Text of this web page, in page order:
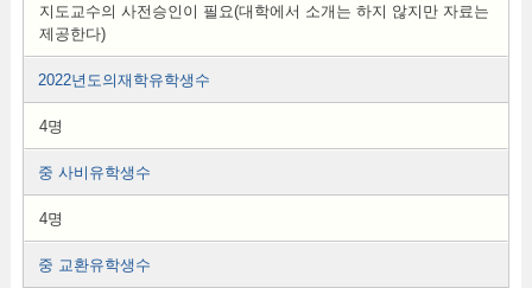
지도교수의 사전승인이 필요(대학에서 소개는 하지 않지만 자료는
제공한다)
2022년도의재학유학생수
4명
중 사비유학생수
4명
중 교환유학생수